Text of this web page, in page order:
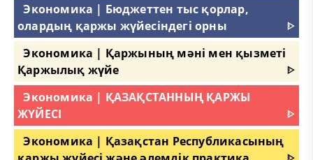
Экономика | Бюджеттен тыс қорлар,
олардың қаржы жүйесіндегі орны
ᐈ
Экономика | Қаржының мәні мен қызметі
Қаржылық жүйе
ᐈ
Экономика | ҚАЗАҚСТАННЫҢ ҚАРЖЫ
ЖҮЙЕСІ
ᐈ
Экономика | Қазақстан Республикасының